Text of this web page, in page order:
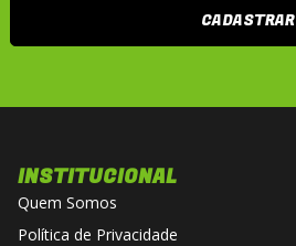
CADASTRAR
INSTITUCIONAL
Quem Somos
Política de Privacidade